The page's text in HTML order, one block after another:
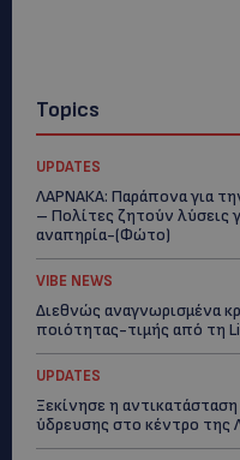
Topics
UPDATES
ΛΑΡΝΑΚΑ: Παράπονα για
– Πολίτες ζητούν λύσεις
αναπηρία-(Φώτο)
VIBE NEWS
Διεθνώς αναγνωρισμένα
ποιότητας-τιμής από τη
UPDATES
Ξεκίνησε η
ύδρευσης στο κέντρο της